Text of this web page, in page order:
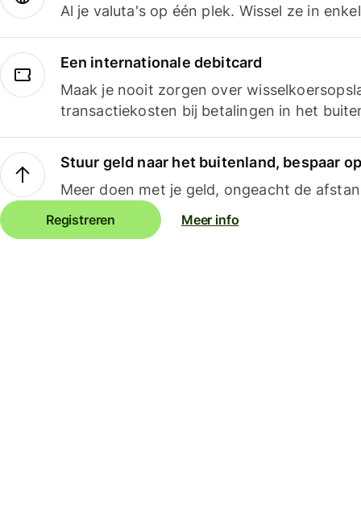
Al je valuta's op één plek. Wissel ze in
Een internationale debitcard
Maak je nooit zorgen over
transactiekosten bij betalingen in het
Stuur geld naar het buitenland, bespaar
Meer doen met je geld, ongeacht de
Registreren Meer info